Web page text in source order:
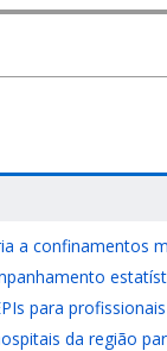
a confinamentos
para
da região